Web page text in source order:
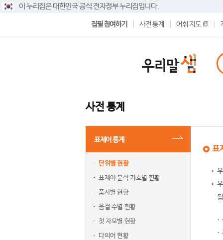
이 누리집은 대한민국 공식 전자정부 누리집입니다.
집필 참여하기 사전 통계 어휘 지도
사전 통계
표제어 통계
단위별 현황
표제어 분석 기호별 현황
품사별 현황
음절 수별 현황
첫 자모별 현황
다의어 현황
표